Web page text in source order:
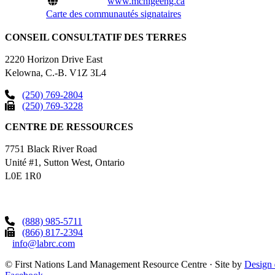
Carte des communautés signataires
CONSEIL CONSULTATIF DES TERRES
2220 Horizon Drive East
Kelowna, C.-B. V1Z 3L4
(250) 769-2804
(250) 769-3228
CENTRE DE RESSOURCES
7751 Black River Road
Unité #1, Sutton West, Ontario
L0E 1R0
(888) 985-5711
(866) 817-2394
info@labrc.com
© First Nations Land Management Resource Centre · Site by Design